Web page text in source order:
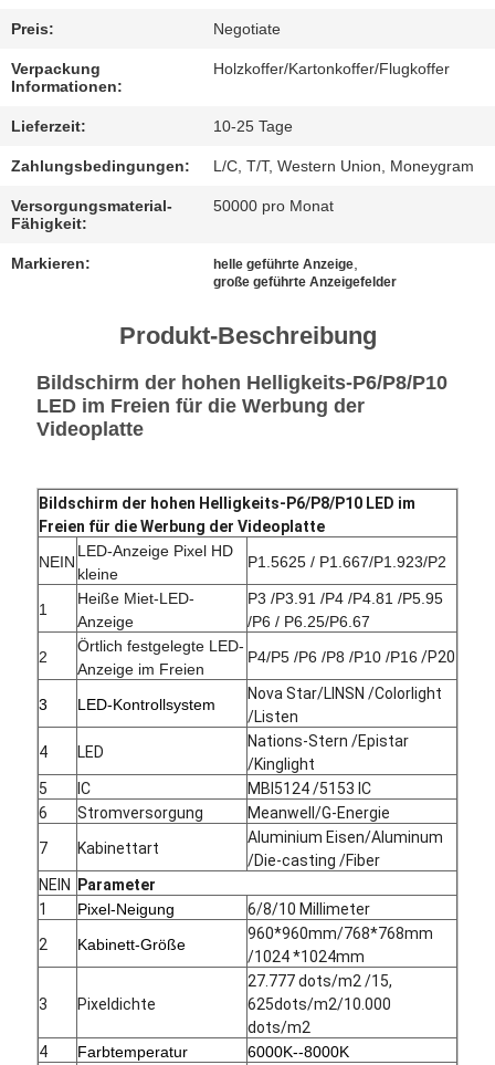
FÄLLE
JETZT
CHATTEN
DATENSCHUTZRICHTLINIE
Preis: Negotiate
Verpackung
Informationen:
Holzkoffer/Kartonkoffer/Flugkoffer
Lieferzeit: 10-25 Tage
Zahlungsbedingungen: L/C, T/T, Western Union, Moneygram
Versorgungsmaterial-
Fähigkeit:
50000 pro Monat
Markieren: helle geführte Anzeige
große geführte Anzeigefelder
Produkt-Beschreibung
Bildschirm der hohen Helligkeits-P6/P8/P10
LED im Freien für die Werbung der
Videoplatte
Bildschirm der hohen Helligkeits-P6/P8/P10 LED im
Freien für die Werbung der Videoplatte
NEIN
LED-Anzeige Pixel HD
kleine
P1.5625 / P1.667/P1.923/P2
1
Heiße Miet-LED-
Anzeige
P3 /P3.91 /P4 /P4.81 /P5.95
/P6 / P6.25/P6.67
2
Örtlich festgelegte LED-
Anzeige im Freien
P4/P5 /P6 /P8 /P10 /P16 /P20
3 LED-Kontrollsystem
Nova Star/LINSN /Colorlight
/Listen
4
LED
Nations-Stern /Epistar
/Kinglight
5
IC
MBI5124 /5153 IC
6
Stromversorgung
Meanwell/G-Energie
7
Kabinettart
Aluminium Eisen/Aluminum
/Die-casting /Fiber
NEIN
Parameter
1
Pixel-Neigung
6/8/10 Millimeter
2
Kabinett-Größe
960*960mm/768*768mm
/1024 *1024mm
3 Pixeldichte
27.777 dots/m2 /15,
625dots/m2/10.000
dots/m2
4
Farbtemperatur 6000K--8000K